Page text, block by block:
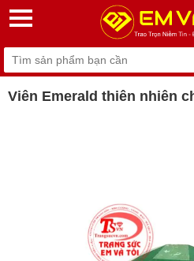
Viên Emerald thiên nhiên